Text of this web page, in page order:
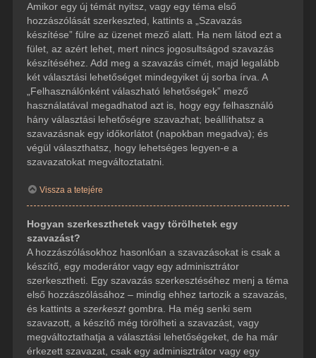
Amikor egy új témát nyitsz, vagy egy téma első
hozzászólását szerkeszted, kattints a „Szavazás
készítése” fülre az üzenet mező alatt. Ha nem látod ezt a
fület, az azért lehet, mert nincs jogosultságod szavazás
készítéséhez. Add meg a szavazás címét, majd legalább
két választási lehetőséget mindegyiket új sorba írva. A
„Felhasználónként válaszható lehetőségek” mező
használatával megadhatod azt is, hogy egy felhasználó
hány választási lehetőségre szavazhat; beállíthatsz a
szavazásnak egy időkorlátot (napokban megadva); és
végül választhatsz, hogy lehetséges legyen-e a
szavazatokat megváltoztatatni.
Vissza a tetejére
Hogyan szerkeszthetek vagy törölhetek egy
szavazást?
A hozzászólásokhoz hasonlóan a szavazásokat is csak a
készítő, egy moderátor vagy egy adminisztrátor
szerkesztheti. Egy szavazás szerkesztéséhez menj a téma
első hozzászólásához – mindig ehhez tartozik a szavazás,
és kattints a szerkesztgombra. Ha még senki sem
szavazott, a készítő még törölheti a szavazást, vagy
megváltoztathatja a választási lehetőségeket, de ha már
érkezett szavazat, csak egy adminisztrátor vagy egy